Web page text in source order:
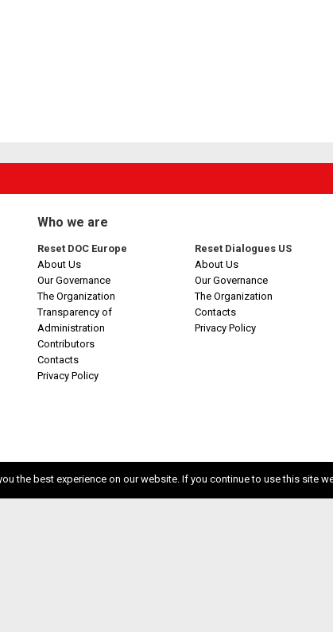
Who we are
Reset DOC Europe
About Us
Our Governance
The Organization
Transparency of
Administration
Contributors
Contacts
Privacy Policy
Reset Dialogues US
About Us
Our Governance
The Organization
Contacts
Privacy Policy
the best experience on our website. If you continue to use this site